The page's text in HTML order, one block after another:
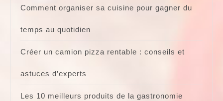
Comment organiser sa cuisine pour gagner du
temps au quotidien
Créer un camion pizza rentable : conseils et
astuces d’experts
Les 10 meilleurs produits de la gastronomie